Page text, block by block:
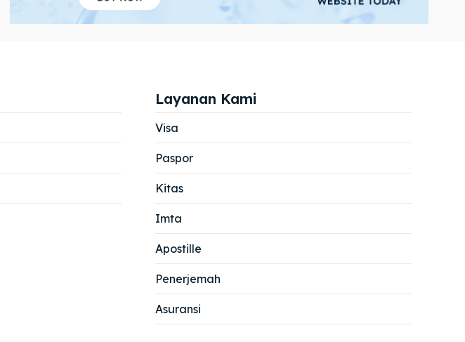
Cari
Cari
Layanan Kami
Visa
Paspor
Kitas
Imta
Apostille
Penerjemah
Asuransi